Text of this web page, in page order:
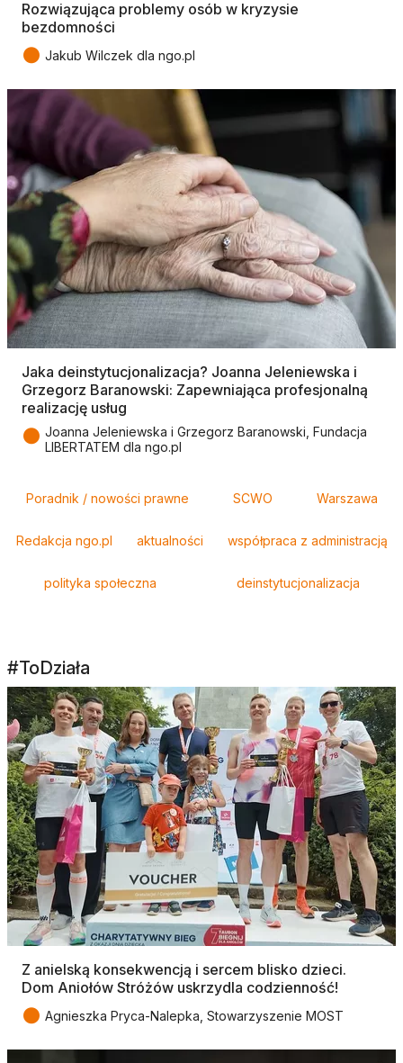
Rozwiązująca problemy osób w kryzysie
bezdomności
● Jakub Wilczek dla ngo.pl
Jaka deinstytucjonalizacja? Joanna Jeleniewska i
Grzegorz Baranowski: Zapewniająca profesjonalną
realizację usług
● Joanna Jeleniewska i Grzegorz Baranowski, Fundacja
LIBERTATEM dla ngo.pl
Poradnik / nowości prawne SCWO Warszawa
Redakcja ngo.pl aktualności współpraca z administracją
polityka społeczna deinstytucjonalizacja
#ToDziała
Z anielską konsekwencją i sercem blisko dzieci.
Dom Aniołów Stróżów uskrzydla codzienność!
● Agnieszka Pryca-Nalepka, Stowarzyszenie MOST